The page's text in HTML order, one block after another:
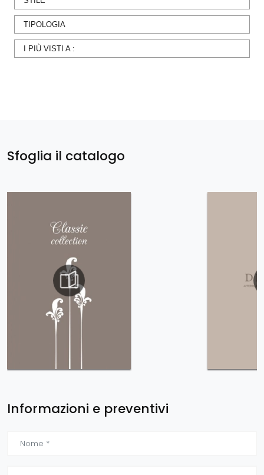
TIPOLOGIA
I PIÙ VISTI A :
Sfoglia il catalogo
Informazioni e preventivi